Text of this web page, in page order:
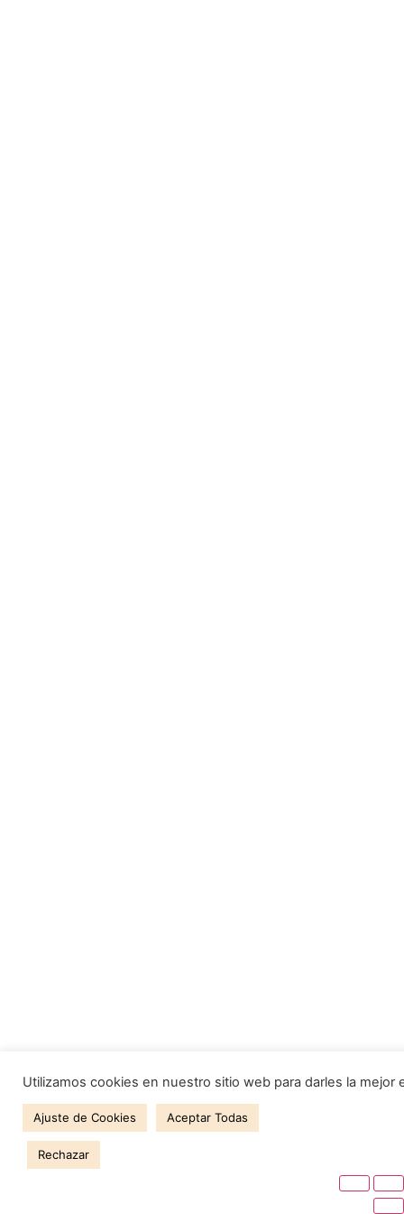
Utilizamos cookies en nuestro sitio web para darles la mejor
Ajuste de Cookies Aceptar Todas
Rechazar